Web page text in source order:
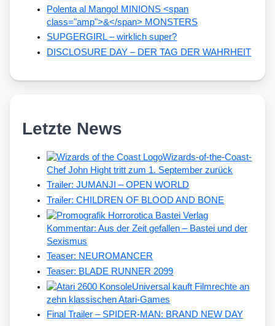
Polenta al Mango! MINIONS <span
class="amp">&</span> MONSTERS
SUPGERGIRL – wirklich super?
DISCLOSURE DAY – DER TAG DER WAHRHEIT
Letzte News
Wizards-of-the-Coast-
Chef John Hight tritt zum 1. September zurück
Trailer: JUMANJI – OPEN WORLD
Trailer: CHILDREN OF BLOOD AND BONE
Kommentar: Aus der Zeit gefallen – Bastei und der
Sexismus
Teaser: NEUROMANCER
Teaser: BLADE RUNNER 2099
Universal kauft Filmrechte an
zehn klassischen Atari-Games
Final Trailer – SPIDER-MAN: BRAND NEW DAY